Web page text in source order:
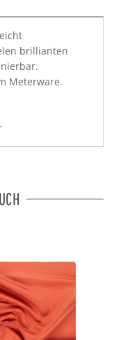
brillianten
Meterware.